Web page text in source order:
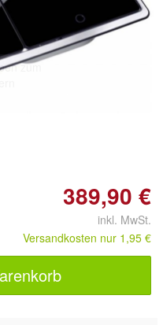
zum
389,90 €
inkl. MwSt.
Versandkosten nur 1,95 €